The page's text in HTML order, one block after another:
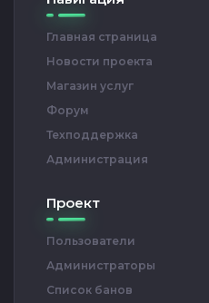
Главная страница
Новости проекта
Магазин услуг
Форум
Техподдержка
Администрация
Проект
Пользователи
Администраторы
Список банов